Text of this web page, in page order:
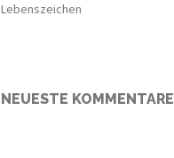
Lebenszeichen
NEUESTE KOMMENTARE